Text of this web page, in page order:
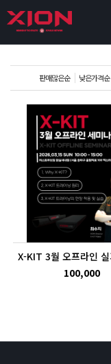
판매많은순 낮은가격순
X-KIT 3월 오프라인
100,000